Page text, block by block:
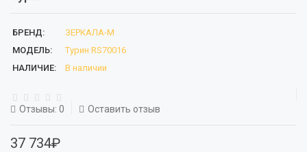
БРЕНД:
ЗЕРКАЛА-М
МОДЕЛЬ:
Турин RS70016
НАЛИЧИЕ:
В наличии
Отзывы: 0 Оставить отзыв
37 734₽